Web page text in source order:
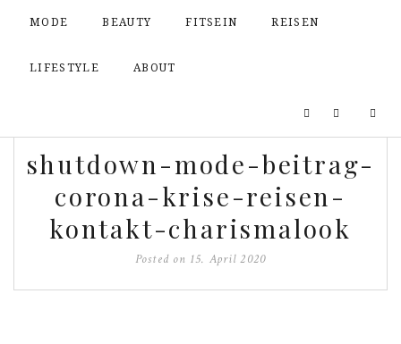
MODE BEAUTY FITSEIN REISEN
LIFESTYLE ABOUT
shutdown-mode-beitrag-
corona-krise-reisen-
kontakt-charismalook
Posted on 15. April 2020